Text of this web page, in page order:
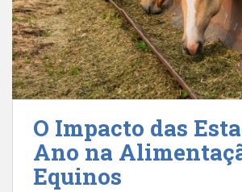
O Impacto das
Ano na
Equinos